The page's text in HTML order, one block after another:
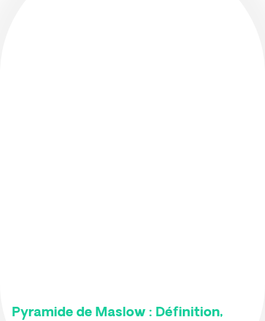
Pyramide de Maslow : Définition,